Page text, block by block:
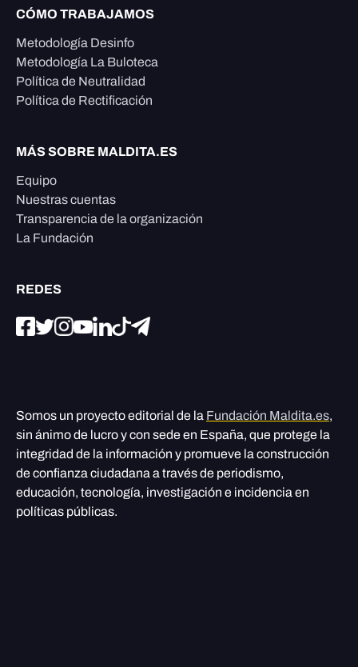
CÓMO TRABAJAMOS
Metodología Desinfo
Metodología La Buloteca
Política de Neutralidad
Política de Rectificación
MÁS SOBRE MALDITA.ES
Equipo
Nuestras cuentas
Transparencia de la organización
La Fundación
REDES
Somos un proyecto editorial de la Fundación Maldita.es,
sin ánimo de lucro y con sede en España, que protege la
integridad de la información y promueve la construcción
de confianza ciudadana a través de periodismo,
educación, tecnología, investigación e incidencia en
políticas públicas.